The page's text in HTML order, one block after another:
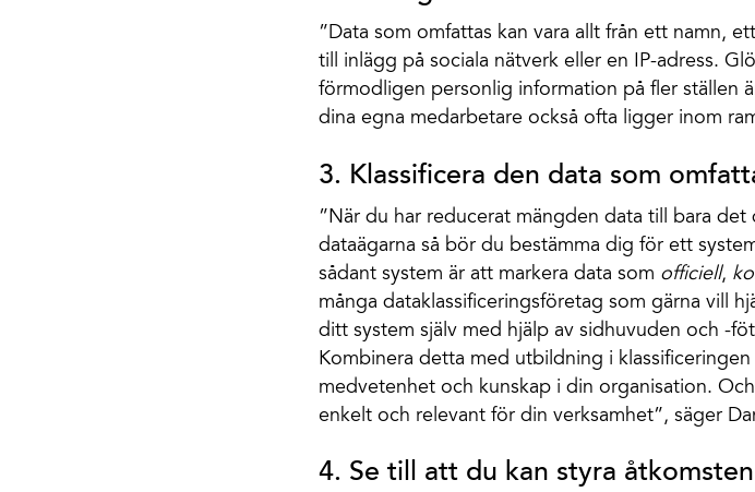
”Data som omfattas kan vara allt från ett namn,
till inlägg på sociala nätverk eller en IP-adress.
förmodligen personlig information på fler ställen
dina egna medarbetare också ofta ligger inom
3. Klassificera den data som
”När du har reducerat mängden data till bara
dataägarna så bör du bestämma dig för ett
sådant system är att markera data som officiell,
många dataklassificeringsföretag som gärna vill
ditt system själv med hjälp av sidhuvuden och -
Kombinera detta med utbildning i
medvetenhet och kunskap i din organisation.
enkelt och relevant för din verksamhet”, säger
4. Se till att du kan styra